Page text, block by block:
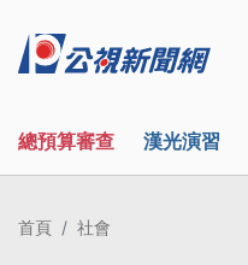
總預算審查 漢光演習
首頁 社會